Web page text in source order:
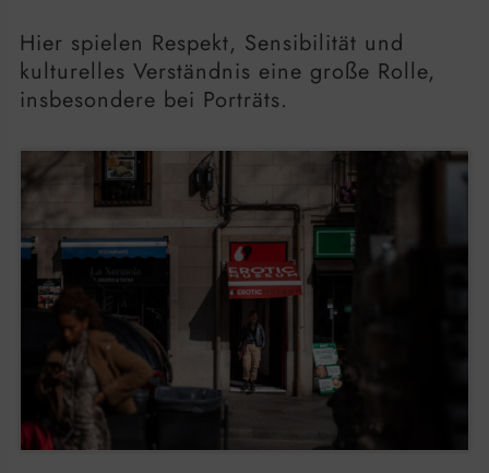
Hier spielen Respekt, Sensibilität und
kulturelles Verständnis eine große Rolle,
insbesondere bei Porträts.